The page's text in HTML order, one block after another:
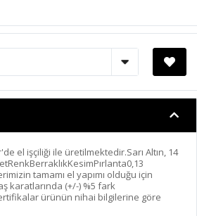
el işçiliği ile üretilmektedir.Sarı Altın, 14
tamamı el yapımı olduğu için
karatlarında (+/-) %5 fark
ürünün nihai bilgilerine göre